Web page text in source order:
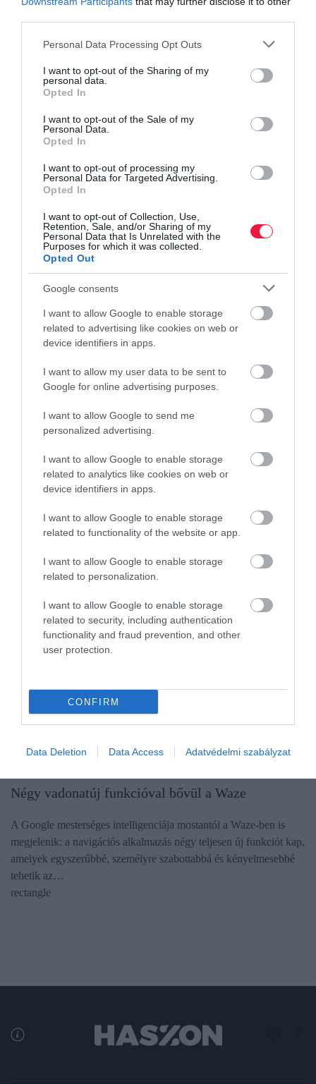
Please note that this website/app uses one or more Google
not limited to your visit or usage behaviour. You may click to
grant or deny consent to Google and its third-party tags to
use your data for below specified purposes in below Google
consent section.
Personal Data Processing Opt Outs
I want to opt-out of the Sharing of my
personal data.
Opted In
I want to opt-out of the Sale of my
Personal Data.
Opted In
I want to opt-out of processing my
Personal Data for Targeted Advertising.
Opted In
I want to opt-out of Collection, Use,
Retention, Sale, and/or Sharing of my
Personal Data that Is Unrelated with the
Purposes for which it was collected.
Opted Out
Google consents
I want to allow Google to enable storage
related to advertising like cookies on web or
device identifiers in apps.
I want to allow my user data to be sent to
Google for online advertising purposes.
I want to allow Google to send me
personalized advertising.
I want to allow Google to enable storage
related to analytics like cookies on web or
device identifiers in apps.
I want to allow Google to enable storage
related to functionality of the website or app.
I want to allow Google to enable storage
related to personalization.
I want to allow Google to enable storage
related to security, including authentication
functionality and fraud prevention, and other
user protection.
CONFIRM
Data Deletion Data Access Adatvédelmi szabályzat
ÉPÍTŐIPAR
Mennyit számít, hogy emelkedik a rezsióradíj az
építőiparban?
mértéke 7830 forint lesz óránként. A közlekedési és beruházási
miniszter erről szóló rendelete a hét közepén lép életbe. De
Négy vadonatúj funkcióval bővül a Waze
A Google mesterséges intelligenciája mostantól a Waze-ben is
megjelenik: a navigációs alkalmazás négy teljesen új funkciót kap,
amelyek egyszerűbbé, személyre szabottabbá és kényelmesebbé
tehetik az…
rectangle